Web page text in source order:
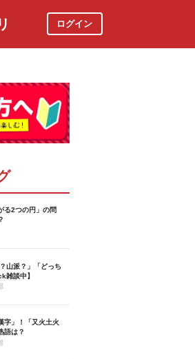
ログイン
る2つの円」の問
山派？」「どっち
雑談中】
字」！「又火土火
語は？